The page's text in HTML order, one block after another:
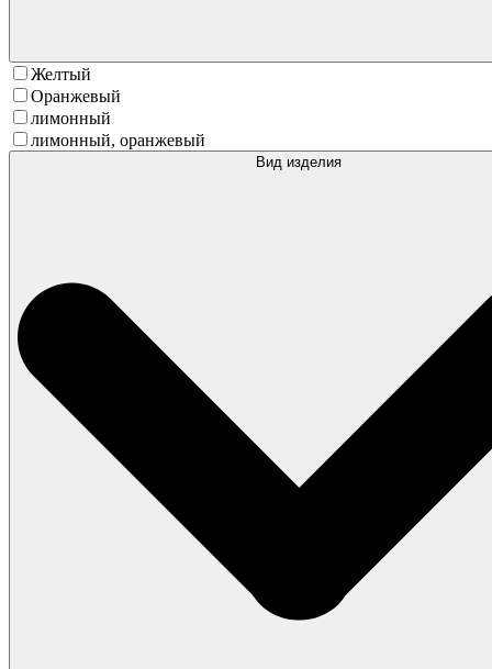
Желтый
Оранжевый
лимонный
лимонный, оранжевый